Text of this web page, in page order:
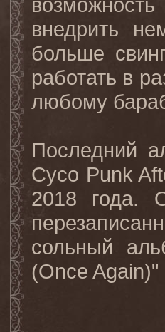
внедрить
больше
работать в
любому
Последний
Cyco Punk
2018 года.
сольный
(Once Again)"